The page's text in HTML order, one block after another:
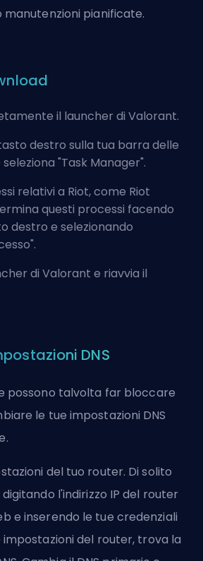
manutenzioni pianificate.
il launcher di Valorant.
destro sulla tua barra delle
"Task Manager".
relativi a Riot, come Riot
questi processi facendo
destro e selezionando
di Valorant e riavvia il
DNS
possono talvolta far bloccare
le tue impostazioni DNS
del tuo router. Di solito
l'indirizzo IP del router
e inserendo le tue credenziali
impostazioni del router, trova la